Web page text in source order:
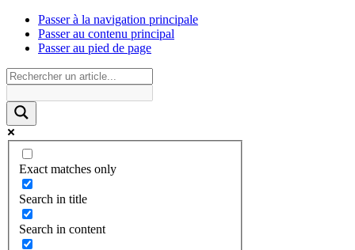
Passer à la navigation principale
Passer au contenu principal
Passer au pied de page
Exact matches only
Search in title
Search in content